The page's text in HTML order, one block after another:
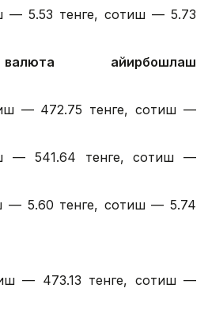
— 5.53 тенге, сотиш — 5.73
айирбошлаш
— 472.75 тенге, сотиш —
— 541.64 тенге, сотиш —
— 5.60 тенге, сотиш — 5.74
— 473.13 тенге, сотиш —